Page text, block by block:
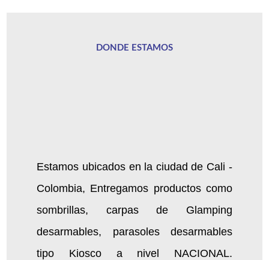
DONDE ESTAMOS
Estamos ubicados en la ciudad de Cali -
Colombia, Entregamos productos como
sombrillas, carpas de Glamping
desarmables, parasoles desarmables
tipo Kiosco a nivel NACIONAL.